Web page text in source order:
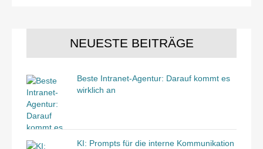
NEUESTE BEITRÄGE
Beste Intranet-Agentur: Darauf kommt es
wirklich an
KI: Prompts für die interne Kommunikation